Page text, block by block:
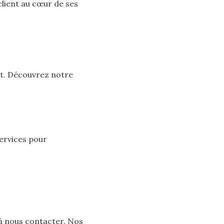
au cœur de ses
Découvrez notre
pour
nous contacter. Nos